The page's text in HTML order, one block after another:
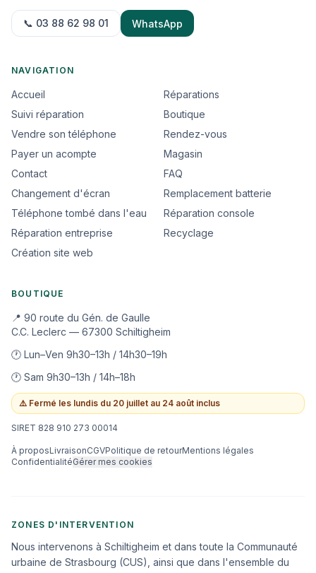
📞 03 88 62 98 01 WhatsApp
NAVIGATION
Accueil
Réparations
Suivi réparation
Boutique
Vendre son téléphone
Rendez-vous
Payer un acompte
Magasin
Contact
FAQ
Changement d'écran
Remplacement batterie
Téléphone tombé dans l'eau
Réparation console
Réparation entreprise
Recyclage
Création site web
BOUTIQUE
📍 90 route du Gén. de Gaulle
C.C. Leclerc — 67300 Schiltigheim
🕐 Lun–Ven 9h30–13h / 14h30–19h
🕐 Sam 9h30–13h / 14h–18h
⚠️ Fermé les lundis du 20 juillet au 24 août inclus
SIRET 828 910 273 00014
À proposLivraisonCGVPolitique de retourMentions légales
ConfidentialitéGérer mes cookies
ZONES D'INTERVENTION
Nous intervenons à Schiltigheim et dans toute la Communauté
urbaine de Strasbourg (CUS), ainsi que dans l'ensemble du